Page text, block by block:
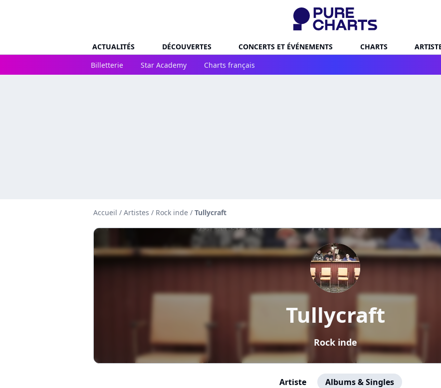
ACTUALITÉS DÉCOUVERTES CONCERTS ET ÉVÉNEMENTS CHARTS
Billetterie
Star Academy Charts français
Accueil / Artistes / Rock inde / Tullycraft
Tullycraft
Rock inde
Artiste Albums & Singles